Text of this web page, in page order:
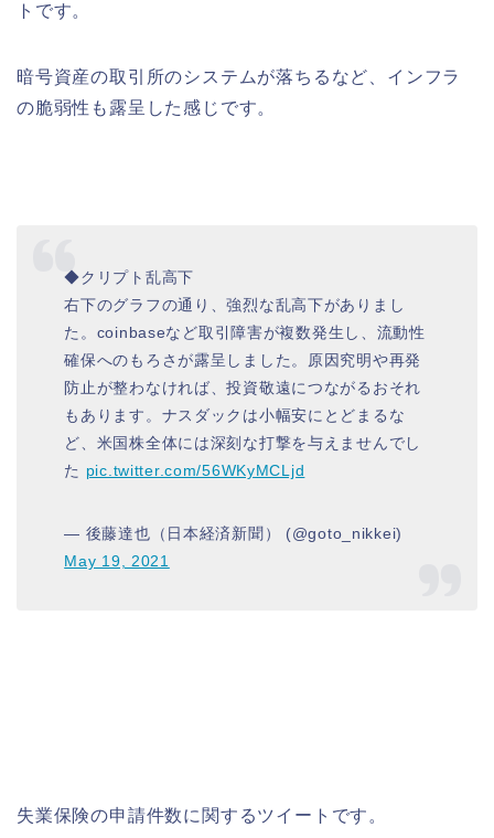
トです。
暗号資産の取引所のシステムが落ちるなど、インフラ
の脆弱性も露呈した感じです。
◆クリプト乱高下
右下のグラフの通り、強烈な乱高下がありまし
た。coinbaseなど取引障害が複数発生し、流動性
確保へのもろさが露呈しました。原因究明や再発
防止が整わなければ、投資敬遠につながるおそれ
もあります。ナスダックは小幅安にとどまるな
ど、米国株全体には深刻な打撃を与えませんでし
た pic.twitter.com/56WKyMCLjd
— 後藤達也（日本経済新聞） (@goto_nikkei)
May 19, 2021
失業保険の申請件数に関するツイートです。